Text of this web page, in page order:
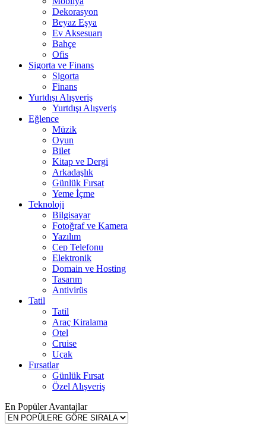
Dekorasyon
Beyaz Eşya
Ev Aksesuarı
Bahçe
Ofis
Sigorta ve Finans
Sigorta
Finans
Yurtdışı Alışveriş
Yurtdışı Alışveriş
Eğlence
Müzik
Oyun
Bilet
Kitap ve Dergi
Arkadaşlık
Günlük Fırsat
Yeme İçme
Teknoloji
Bilgisayar
Fotoğraf ve Kamera
Yazılım
Cep Telefonu
Elektronik
Domain ve Hosting
Tasarım
Antivirüs
Tatil
Tatil
Araç Kiralama
Otel
Cruise
Uçak
Fırsatlar
Günlük Fırsat
Özel Alışveriş
En Popüler Avantajlar